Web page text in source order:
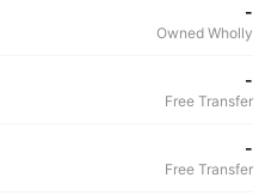
-
Owned Wholly
-
Free Transfer
-
Free Transfer